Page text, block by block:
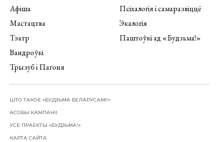
Афіша
Мастацтва
Тэатр
Вандроўкі
Трызуб і Пагоня
Псіхалогія і самаразвіццё
Экалогія
Паштоўкі ад «Будзьма!»
ШТО ТАКОЕ «БУДЗЬМА БЕЛАРУСАМІ!»
АСОБЫ КАМПАНІІ
УСЕ ПРАЕКТЫ «БУДЗЬМА!»
КАРТА САЙТА